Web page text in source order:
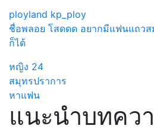
ployland kp_ploy
ชื่อพลอย โสดดด อยากมีแฟนแถวส
ก็ได้
หญิง 24
สมุทรปราการ
หาแฟน
แนะนำบทคว